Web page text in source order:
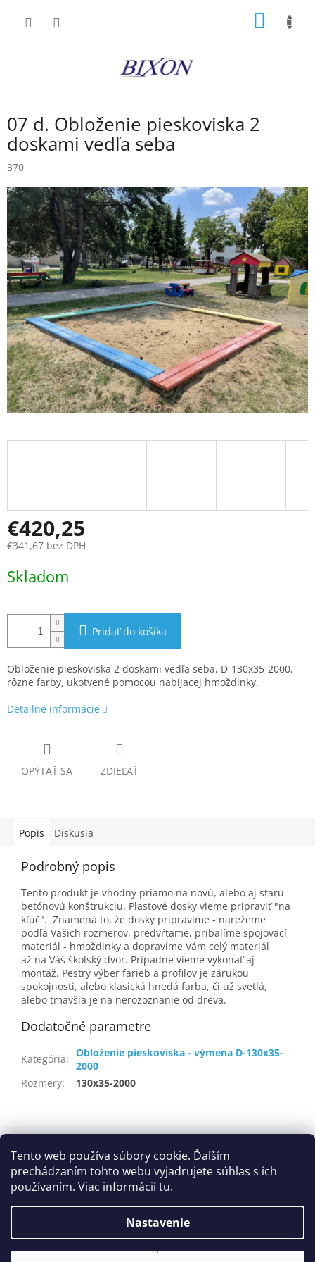
Tento web používa súbory cookie. Ďalším
prechádzaním tohto webu vyjadrujete súhlas s ich
používaním. Viac informáciítu.
Nastavenie
07 d. Obloženie pieskoviska 2
doskami vedľa seba
370
€420,25
€341,67 bez DPH
cena:
Skladom
Pridať do košíka
Obloženie pieskoviska 2 doskami vedľa seba, D-130x35-2000,
rôzne farby, ukotvené pomocou nabíjacej hmoždinky.
Detailné informácie
OPÝTAŤ SA ZDIEĽAŤ
Popis Diskusia
Podrobný popis
Tento produkt je vhodný priamo na novú, alebo aj starú
betónovú konštrukciu. Plastové dosky vieme pripraviť "na
kľúč". Znamená to, že dosky pripravíme - narežeme
podľa Vašich rozmerov, predvŕtame, pribalíme spojovací
materiál - hmoždinky a dopravíme Vám celý materiál
až na Váš školský dvor. Prípadne vieme vykonať aj
montáž. Pestrý výber farieb a profilov je zárukou
spokojnosti, alebo klasická hnedá farba, či už svetlá,
alebo tmavšia je na nerozoznanie od dreva.
Dodatočné parametre
Kategória: Obloženie pieskoviska - výmena D-130x35-
2000
Rozmery: 130x35-2000
á
Podmienky ochrany osobných údajov
Vytvoril Shoptet